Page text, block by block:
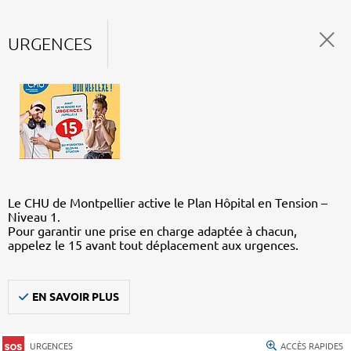
URGENCES
Le CHU de Montpellier active le Plan Hôpital en Tension –
Niveau 1.
Pour garantir une prise en charge adaptée à chacun,
appelez le 15 avant tout déplacement aux urgences.
EN SAVOIR PLUS
URGENCES ACCÈS RAPIDES